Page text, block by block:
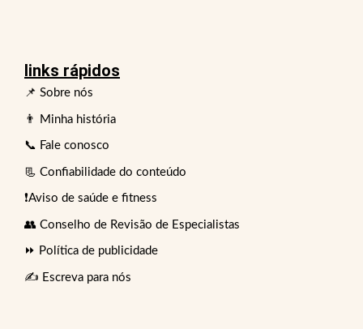
links rápidos
📌 Sobre nós
👨 Minha história
📞 Fale conosco
📃 Confiabilidade do conteúdo
❗Aviso de saúde e fitness
👥 Conselho de Revisão de Especialistas
⏩ Política de publicidade
✍️ Escreva para nós